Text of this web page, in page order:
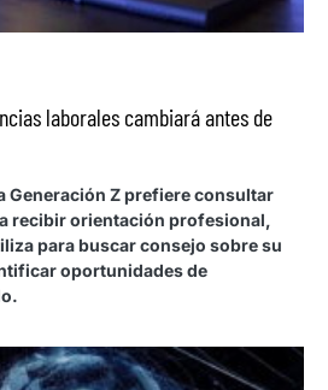
laborales cambiará antes de
Generación Z prefiere consultar
recibir orientación profesional,
para buscar consejo sobre su
oportunidades de